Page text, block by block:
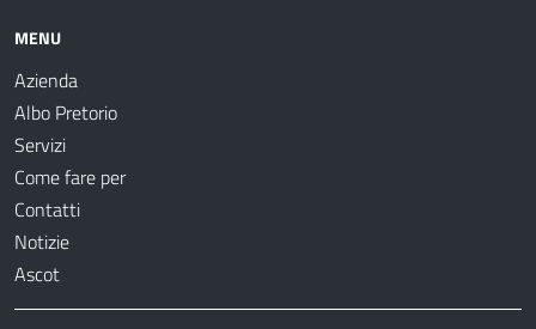
MENU
Azienda
Albo Pretorio
Servizi
Come fare per
Contatti
Notizie
Ascot